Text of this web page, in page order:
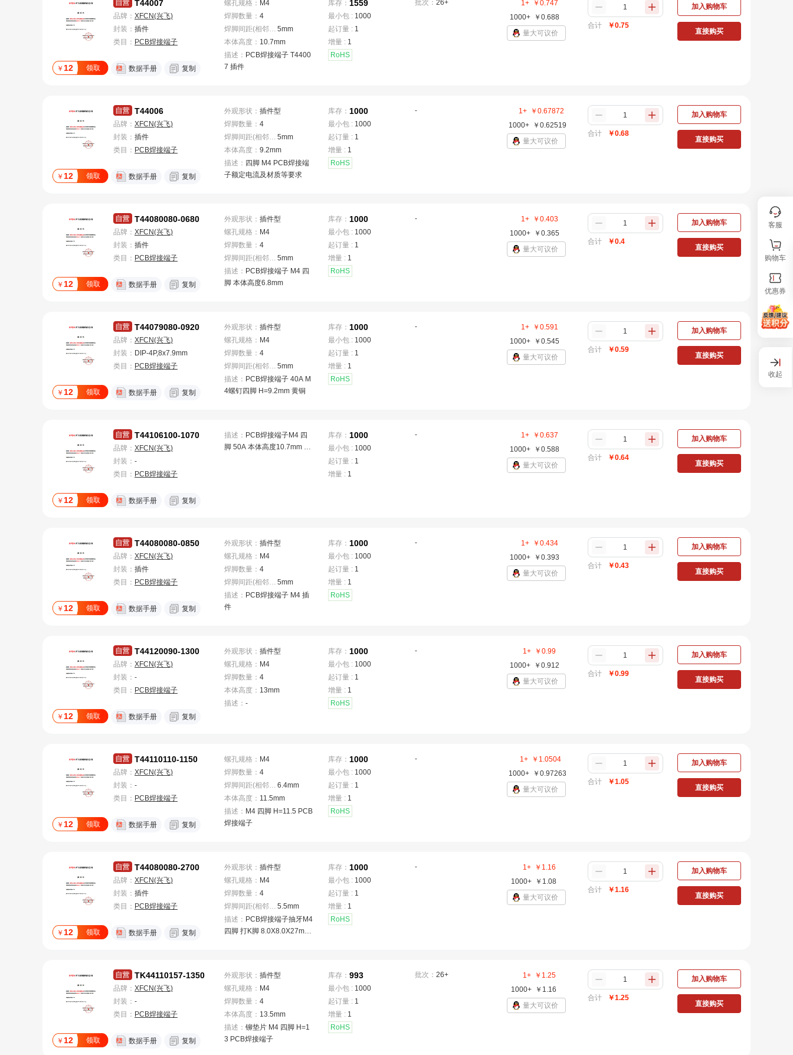
T44007
品牌： XFCN(兴飞)
封装： 插件
类目： PCB焊接端子
￥ 12 领取 数据手册 复制
螺孔规格 ： M4
焊脚数量： 4
焊脚间距(相邻)：5mm
本体高度： 10.7mm
描述： PCB焊接端子 T4400
7 插件
库存： 1559
最小包 : 1000
起订量 : 1
增量 : 1
RoHS
批次： 26+ 1+ ￥0.747
1000+
￥ 0.688
量大可议价
合计 ￥0.75
加入购物车
直接购买
T44006
品牌： XFCN(兴飞)
封装： 插件
类目： PCB焊接端子
￥ 12 领取 数据手册 复制
外观形状 ： 插件型
焊脚数量： 4
焊脚间距(相邻)：5mm
本体高度： 9.2mm
描述： 四脚 M4 PCB焊接端
子额定电流及材质等要求
库存： 1000
最小包 : 1000
起订量 : 1
增量 : 1
RoHS
- 1+ ￥0.67872
1000+
￥ 0.62519
量大可议价
合计 ￥0.68
加入购物车
直接购买
T44080080-0680
品牌： XFCN(兴飞)
封装： 插件
类目： PCB焊接端子
￥ 12 领取 数据手册 复制
外观形状 ： 插件型
螺孔规格 ： M4
焊脚数量： 4
焊脚间距(相邻)：5mm
描述： PCB焊接端子 M4 四
脚 本体高度6.8mm
库存： 1000
最小包 : 1000
起订量 : 1
增量 : 1
RoHS
- 1+ ￥0.403
1000+
￥ 0.365
量大可议价
合计 ￥0.4
加入购物车
直接购买
T44079080-0920
品牌： XFCN(兴飞)
封装： DIP-4P,8x7.9mm
类目： PCB焊接端子
￥ 12 领取 数据手册 复制
外观形状 ： 插件型
螺孔规格 ： M4
焊脚数量： 4
焊脚间距(相邻)：5mm
描述： PCB焊接端子 40A M
4螺钉四脚 H=9.2mm 黄铜
库存： 1000
最小包 : 1000
起订量 : 1
增量 : 1
RoHS
- 1+ ￥0.591
1000+
￥ 0.545
量大可议价
合计 ￥0.59
加入购物车
直接购买
T44106100-1070
品牌： XFCN(兴飞)
封装： -
类目： PCB焊接端子
￥ 12 领取 数据手册 复制
描述： PCB焊接端子M4 四
脚 50A 本体高度10.7mm 黄
库存： 1000
最小包 : 1000
起订量 : 1
增量 : 1
- 1+ ￥0.637
1000+
￥ 0.588
量大可议价
合计 ￥0.64
加入购物车
直接购买
T44080080-0850
品牌： XFCN(兴飞)
封装： 插件
类目： PCB焊接端子
￥ 12 领取 数据手册 复制
外观形状 ： 插件型
螺孔规格 ： M4
焊脚数量： 4
焊脚间距(相邻)：5mm
描述： PCB焊接端子 M4 插
件
库存： 1000
最小包 : 1000
起订量 : 1
增量 : 1
RoHS
- 1+ ￥0.434
1000+
￥ 0.393
量大可议价
合计 ￥0.43
加入购物车
直接购买
T44120090-1300
品牌： XFCN(兴飞)
封装： -
类目： PCB焊接端子
￥ 12 领取 数据手册 复制
外观形状 ： 插件型
螺孔规格 ： M4
焊脚数量： 4
本体高度： 13mm
描述： -
库存： 1000
最小包 : 1000
起订量 : 1
增量 : 1
RoHS
- 1+ ￥ 0.99
1000+
￥ 0.912
量大可议价
合计 ￥0.99
加入购物车
直接购买
T44110110-1150
品牌： XFCN(兴飞)
封装： -
类目： PCB焊接端子
￥ 12 领取 数据手册 复制
螺孔规格 ： M4
焊脚数量： 4
焊脚间距(相邻)：6.4mm
本体高度： 11.5mm
描述： M4 四脚 H=11.5 PCB
焊接端子
库存： 1000
最小包 : 1000
起订量 : 1
增量 : 1
RoHS
- 1+ ￥ 1.0504
1000+
￥ 0.97263
量大可议价
合计 ￥1.05
加入购物车
直接购买
T44080080-2700
品牌： XFCN(兴飞)
封装： 插件
类目： PCB焊接端子
￥ 12 领取 数据手册 复制
外观形状 ： 插件型
螺孔规格 ： M4
焊脚数量： 4
焊脚间距(相邻)：5.5mm
描述： PCB焊接端子抽牙M4
四脚 打K脚 8.0X8.0X27mm
库存： 1000
最小包 : 1000
起订量 : 1
增量 : 1
RoHS
- 1+ ￥ 1.16
1000+
￥ 1.08
量大可议价
合计 ￥1.16
加入购物车
直接购买
TK44110157-1350
品牌： XFCN(兴飞)
封装： -
类目： PCB焊接端子
￥ 12 领取 数据手册 复制
外观形状 ： 插件型
螺孔规格 ： M4
焊脚数量： 4
本体高度： 13.5mm
描述： 铆垫片 M4 四脚 H=1
3 PCB焊接端子
库存：993
最小包 : 1000
起订量 : 1
增量 : 1
RoHS
批次： 26+ 1+ ￥ 1.25
1000+
￥ 1.16
量大可议价
合计 ￥1.25
加入购物车
直接购买
客服
购物车
优惠券
收起